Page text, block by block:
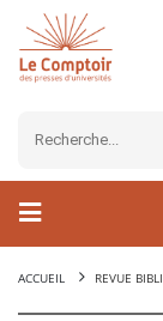
ACCUEIL REVUE